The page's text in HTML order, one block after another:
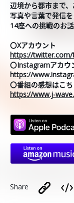
辺境から都市まで、
写真や言葉で発信を
14座への挑戦のお
〇Xアカウント
https://
〇Instagramアカウ
https://
〇番組の感想はこ
https://www.j-
Share